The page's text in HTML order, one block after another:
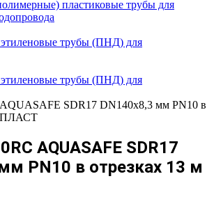
пластиковые трубы для
трубы (ПНД) для
трубы (ПНД) для
SDR17 DN140х8,3 мм PN10 в
AQUASAFE SDR17
PN10 в отрезках 13 м